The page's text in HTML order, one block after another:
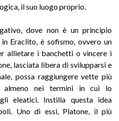
il suo luogo proprio.
dove non è un principio
Eraclito, è sofismo, ovvero un
allietare i banchetti o vincere i
lasciata libera di svilupparsi e
possa raggiungere vette più
almeno nei termini in cui lo
eleatici. Instilla questa idea
Uno di essi, Platone, il più